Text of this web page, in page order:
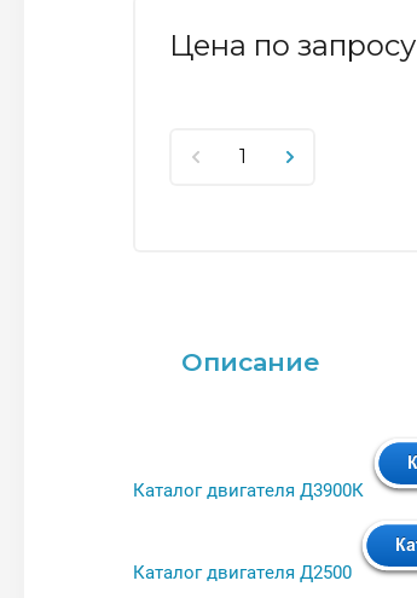
Цена по запросу
Описание
Каталог двигателя Д3900К
Каталог двигателя Д2500